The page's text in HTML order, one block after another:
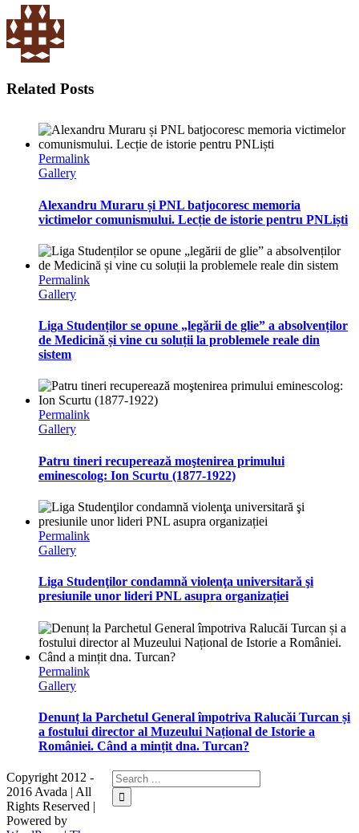
Related Posts
Permalink
Gallery
Alexandru Muraru și PNL batjocoresc memoria
victimelor comunismului. Lecție de istorie pentru PNLiști
Permalink
Gallery
Liga Studenților se opune „legării de glie” a absolvenților
de Medicină și vine cu soluții la problemele reale din
sistem
Permalink
Gallery
Patru tineri recuperează moştenirea primului
eminescolog: Ion Scurtu (1877-1922)
Permalink
Gallery
Liga Studenţilor condamnă violenţa universitară şi
presiunile unor lideri PNL asupra organizației
Permalink
Gallery
Denunț la Parchetul General împotriva Ralucăi Turcan și
a fostului director al Muzeului Național de Istorie a
României. Când a mințit dna. Turcan?
Copyright 2012 -
2016 Avada | All
Rights Reserved |
Powered by